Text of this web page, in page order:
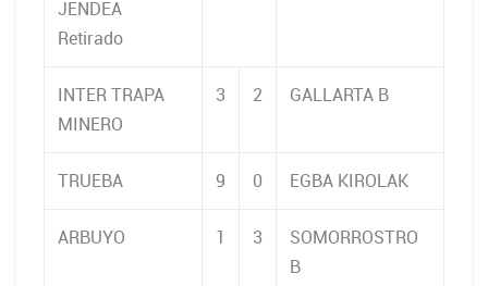
JENDEA
Retirado
INTER TRAPA
MINERO
3 2 GALLARTA B
TRUEBA 9 0 EGBA KIROLAK
ARBUYO 1 3
SOMORROSTRO
B